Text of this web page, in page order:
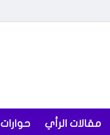
مقالات الرأي حوارات